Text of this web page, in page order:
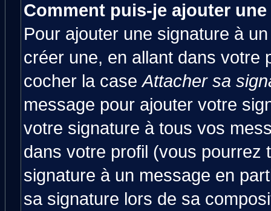
Comment puis-je ajouter
Pour ajouter une signature à
créer une, en allant dans votre
cocher la caseAttacher sa
message pour ajouter votre
votre signature à tous vos
dans votre profil (vous pourrez
signature à un message en
sa signature lors de sa